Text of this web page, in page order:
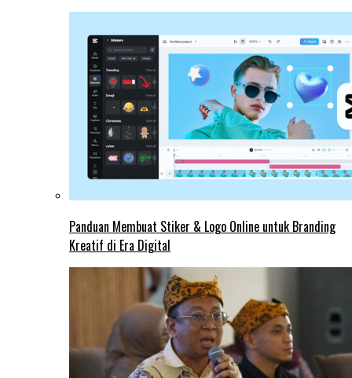
Panduan Membuat Stiker & Logo Online untuk Branding
Kreatif di Era Digital